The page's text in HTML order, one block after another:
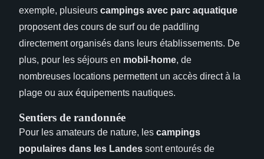
exemple, plusieurs campings avec parc aquatique
proposent des cours de surf ou de paddling
directement organisés dans leurs établissements. De
plus, pour les séjours en mobil-home, de
nombreuses locations permettent un accès direct à la
plage ou aux équipements nautiques.
Sentiers de randonnée
Pour les amateurs de nature, les campings
populaires dans les Landes sont entourés de